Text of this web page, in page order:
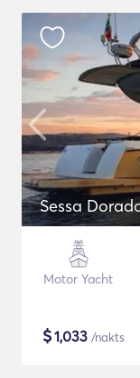
Sessa
Motor Yacht
$1,033 /nakts